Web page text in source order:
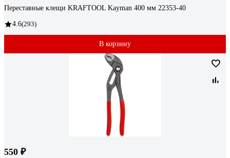
Переставные клещи KRAFTOOL Kayman 400 мм 22353-40
4.6(293)
В корзину
550 ₽